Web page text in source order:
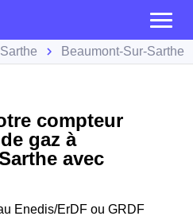
Sarthe Beaumont-Sur-Sarthe